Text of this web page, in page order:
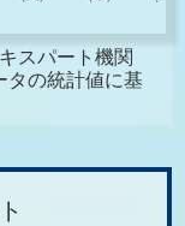
スパート機関
タの統計値に基